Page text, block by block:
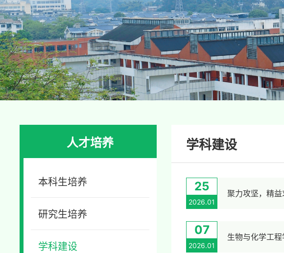
人才培养
本科生培养
研究生培养
学科建设
学科建设
25
2026.01
聚力攻坚，精
07
2026.01
生物与化学工